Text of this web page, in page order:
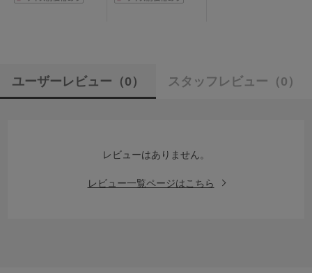
65/70/75/80/85cm
ユーザーレビュー （0） スタッフレビュー （0）
レビューはありません。
レビュー一覧ページはこちら